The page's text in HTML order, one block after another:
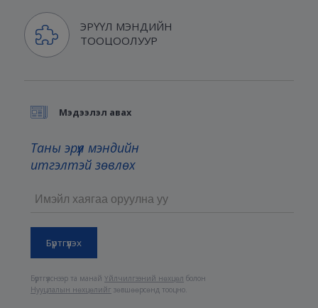
ЭРҮҮЛ МЭНДИЙН
ТООЦООЛУУР
Мэдээлэл авах
Таны эрүүл мэндийн
итгэлтэй зөвлөх
Бүртгүүлснээр та манайҮйлчилгээний нөхцөл болон
Нууцлалын нөхцөлийг зөвшөөрсөнд тооцно.